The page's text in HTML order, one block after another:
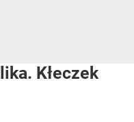
Kłeczek